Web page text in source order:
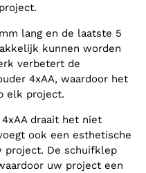
lang en de laatste 5
kunnen worden
verbetert de
4xAA, waardoor het
elk project.
draait het niet
ook een esthetische
project. De schuifklep
uw project een